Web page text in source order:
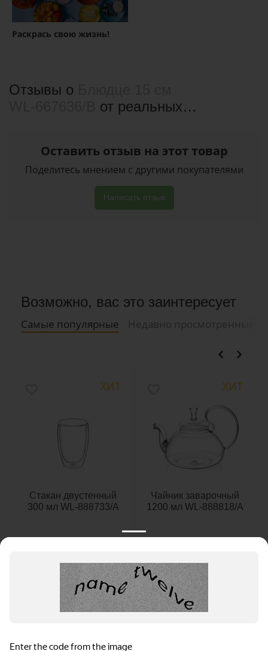
Раскрась свою жизнь!
Отзывы о
от реальных
Оставить отзыв на этот товар
Поделитесь мнением с другими покупателями
Написать отзыв
Возможно, вас это заинтересует
Самые популярные Недавно просмотренные
ХИТ
Стакан двустенный
300 мл WL‑888733/A
₽за шт.)
ХИТ
Чайник заварочный
1200 мл WL‑888818/A
1 шт. (1 485₽ за шт.)